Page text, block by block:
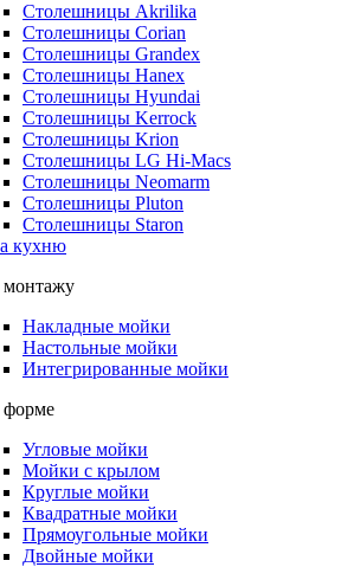
Столешницы Akrilika
Столешницы Corian
Столешницы Grandex
Столешницы Hanex
Столешницы Hyundai
Столешницы Kerrock
Столешницы Krion
Столешницы LG Hi-Macs
Столешницы Neomarm
Столешницы Pluton
Столешницы Staron
кухню
Накладные мойки
Настольные мойки
Интегрированные мойки
Угловые мойки
Мойки с крылом
Круглые мойки
Квадратные мойки
Прямоугольные мойки
Двойные мойки